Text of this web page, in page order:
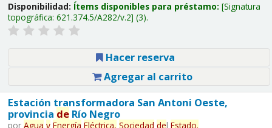
Disponibilidad: Ítems disponibles para préstamo: Signatura
topográfica: 621.374.5/A282/v.2 (3).
Hacer reserva
Agregar al carrito
Estación transformadora San Antoni Oeste,
provincia deRío Negro
por Agua y Energía Eléctrica, Sociedad del Estado.